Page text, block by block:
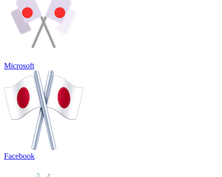
Microsoft
Facebook